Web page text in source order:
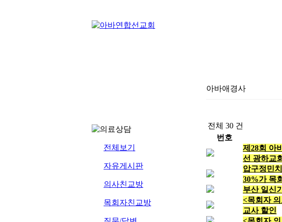
전체보기
자유게시판
의사친교방
목회자친교방
아바애경사
전체 30 건
번호
제28회 아
선 광하교
압구정민
30%가 목
부산 일신
<목회자
교사 할인